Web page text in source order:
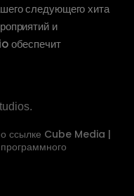
следующего хита
и
обеспечит
ссылке Cube Media |